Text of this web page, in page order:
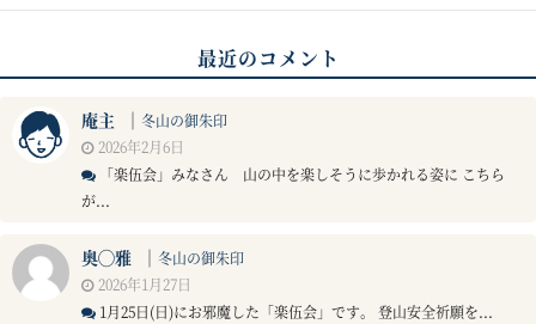
最近のコメント
庵主 ｜ 冬山の御朱印
2026年2月6日
「楽伍会」みなさん 山の中を楽しそうに歩かれる姿に こちら
が...
奥◯雅 ｜ 冬山の御朱印
2026年1月27日
1月25日(日)にお邪魔した「楽伍会」です。 登山安全祈願を...